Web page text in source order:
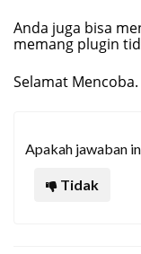
Anda juga bisa
memang plugin
Selamat Mencoba.
Apakah jawaban
Tidak